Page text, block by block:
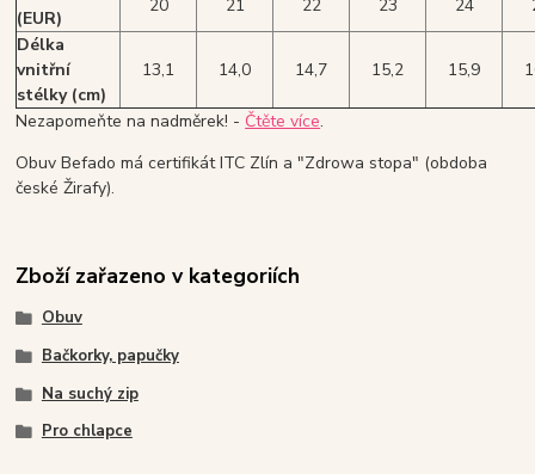
(EUR)
20 21 22 23 24
Délka
vnitřní
stélky (cm)
13,1 14,0 14,7 15,2 15,9
Nezapomeňte na nadměrek! - Čtěte více.
Obuv Befado má certifikát ITC Zlín a "Zdrowa stopa" (obdoba
české Žirafy).
Zboží zařazeno v kategoriích
Obuv
Bačkorky, papučky
Na suchý zip
Pro chlapce